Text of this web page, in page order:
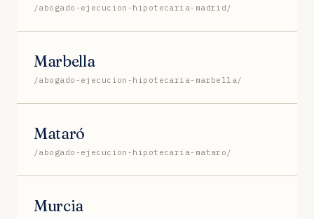
/abogado-ejecucion-hipotecaria-madrid/
Marbella
/abogado-ejecucion-hipotecaria-marbella/
Mataró
/abogado-ejecucion-hipotecaria-mataro/
Murcia